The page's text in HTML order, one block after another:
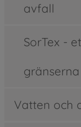
avfall
SorTex -
gränserna
Vatten och